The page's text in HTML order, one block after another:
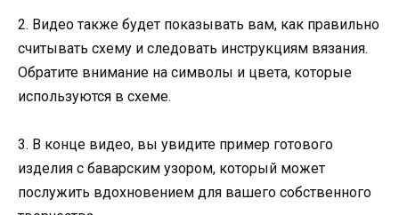
2. Видео также будет показывать вам, как правильно
считывать схему и следовать инструкциям вязания.
Обратите внимание на символы и цвета, которые
используются в схеме.
3. В конце видео, вы увидите пример готового
изделия с баварским узором, который может
послужить вдохновением для вашего собственного